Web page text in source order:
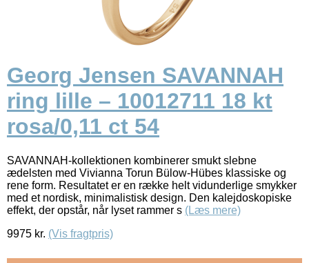
Georg Jensen SAVANNAH
ring lille – 10012711 18 kt
rosa/0,11 ct 54
SAVANNAH-kollektionen kombinerer smukt slebne
ædelsten med Vivianna Torun Bülow-Hübes klassiske og
rene form. Resultatet er en række helt vidunderlige smykker
med et nordisk, minimalistisk design. Den kalejdoskopiske
effekt, der opstår, når lyset rammer s (Læs mere)
9975 kr. (Vis fragtpris)